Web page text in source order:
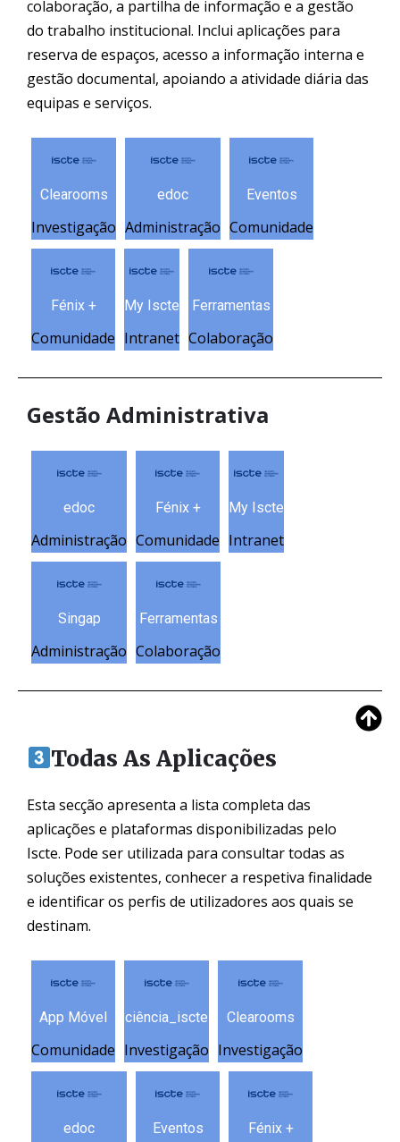
colaboração, a partilha de informação e a gestão
do trabalho institucional. Inclui aplicações para
reserva de espaços, acesso a informação interna e
gestão documental, apoiando a atividade diária das
equipas e serviços.
Clearooms
Investigação
edoc
Administração
Eventos
Comunidade
Fénix +
Comunidade
My Iscte
Intranet
Ferramentas
Colaboração
Gestão Administrativa
edoc
Administração
Fénix +
Comunidade
My Iscte
Intranet
Singap
Administração
Ferramentas
Colaboração
Todas As Aplicações
Esta secção apresenta a lista completa das
aplicações e plataformas disponibilizadas pelo
Iscte. Pode ser utilizada para consultar todas as
soluções existentes, conhecer a respetiva finalidade
e identificar os perfis de utilizadores aos quais se
destinam.
App Móvel
Comunidade
ciência_iscte
Investigação
Clearooms
Investigação
edoc Eventos Fénix +